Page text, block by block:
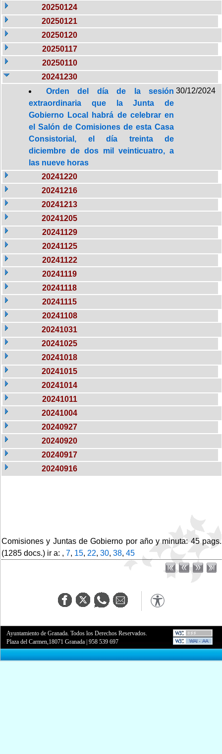
20250124
20250121
20250120
20250117
20250110
20241230
Orden del día de la sesión
extraordinaria que la Junta de
Gobierno Local habrá de celebrar en
el Salón de Comisiones de esta Casa
Consistorial, el día treinta de
diciembre de dos mil veinticuatro, a
las nueve horas
30/12/2024
20241220
20241216
20241213
20241205
20241129
20241125
20241122
20241119
20241118
20241115
20241108
20241031
20241025
20241018
20241015
20241014
20241011
20241004
20240927
20240920
20240917
20240916
Comisiones y Juntas de Gobierno por año y minuta: 45 pags.
(1285 docs.) ir a: , 7, 15, 22, 30, 38, 45
Ayuntamiento de Granada. Todos los Derechos Reservados.
Plaza del Carmen,18071 Granada |958 539 697